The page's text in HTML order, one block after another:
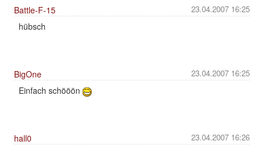
23.04.2007 16:25
Battle-F-15
hübsch
23.04.2007 16:25
BigOne
Einfach schööön
23.04.2007 16:26
hall0